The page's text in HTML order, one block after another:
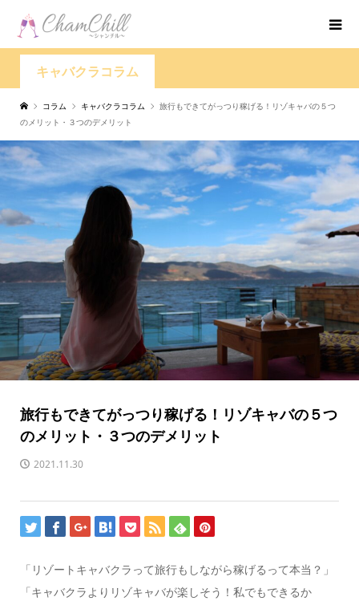
キャバクラコラム
コラム キャバクラコラム
旅行もできてがっつり稼げる！リゾキャバの５つ
のメリット・３つのデメリット
旅行もできてがっつり稼げる！リゾキャバの５つ
のメリット・３つのデメリット
2021.11.30
「リゾートキャバクラって旅行もしながら稼げるって本当？」
「キャバクラよりリゾキャバが楽しそう！私でもできるか